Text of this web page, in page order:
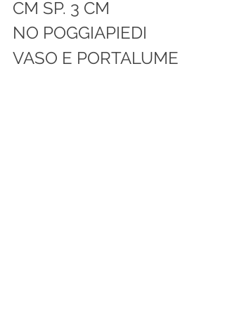
CM SP. 3 CM
NO POGGIAPIEDI
VASO E PORTALUME